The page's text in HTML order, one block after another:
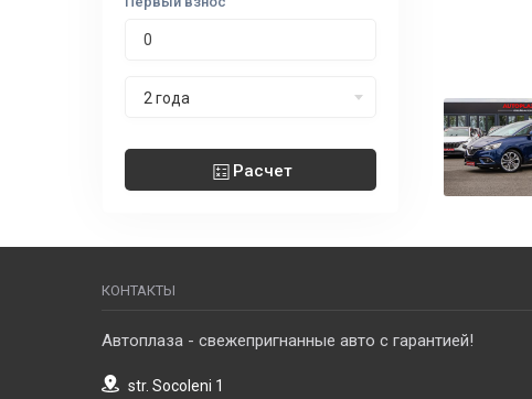
2 года
Расчет
КОНТАКТЫ
Автоплаза - свежепригнанные авто с гарантией!
str. Socoleni 1